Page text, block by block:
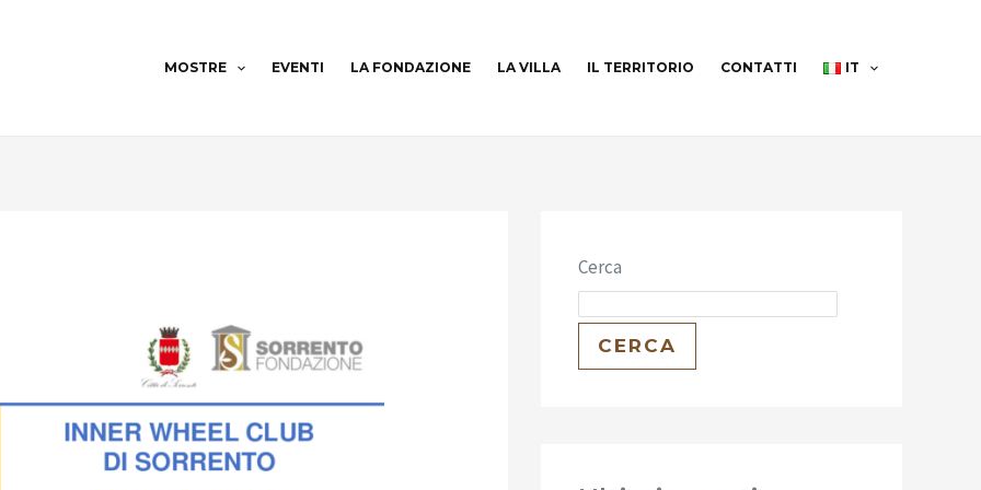
MOSTRE EVENTI LA FONDAZIONE LA VILLA IL TERRITORIO CONTATTI IT
Cerca
CERCA